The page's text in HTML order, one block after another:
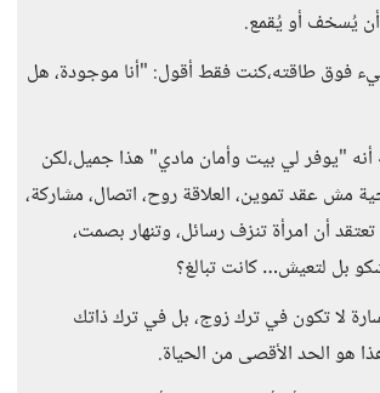
يُسخف أو يُقمع.
فوق طاقته،كنت فقط أقول: "أنا موجودة، هل
"يوفر لي بيت وأمان مادي" هذا جميل،لكن
مش عقد تموين، العلاقة روح، اتصال، مشاركة،
أن امرأة تنزف رسائل، وتنهار بصمت،
بل لتعيش… كانت تبالغ؟
لا تكون في ترك زوج، بل في ترك ذاتك
هو الحد الأقصى من الحياة.